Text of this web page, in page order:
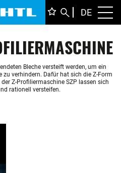
DE
Bleche versteift werden, um ein
verhindern. Dafür hat sich die Z-Form
Z-Profiliermaschine SZP lassen sich
rationell versteifen.